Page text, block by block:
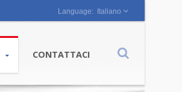
Italiano
CONTATTACI